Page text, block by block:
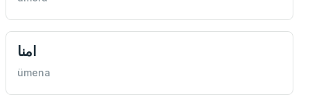
امنا
ümena